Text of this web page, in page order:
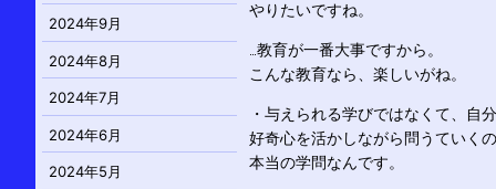
やりたいですね。
…教育が一番大事ですから。
こんな教育なら、楽しいがね。
・与えられる学びではなくて、自
好奇心を活かしながら問うていく
本当の学問なんです。
2024年9月
2024年8月
2024年7月
2024年6月
2024年5月